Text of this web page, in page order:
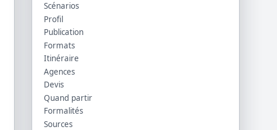
Scénarios
Profil
Publication
Formats
Itinéraire
Agences
Devis
Quand partir
Formalités
Sources